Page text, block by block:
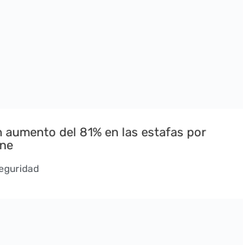
aumento del 81% en las estafas por